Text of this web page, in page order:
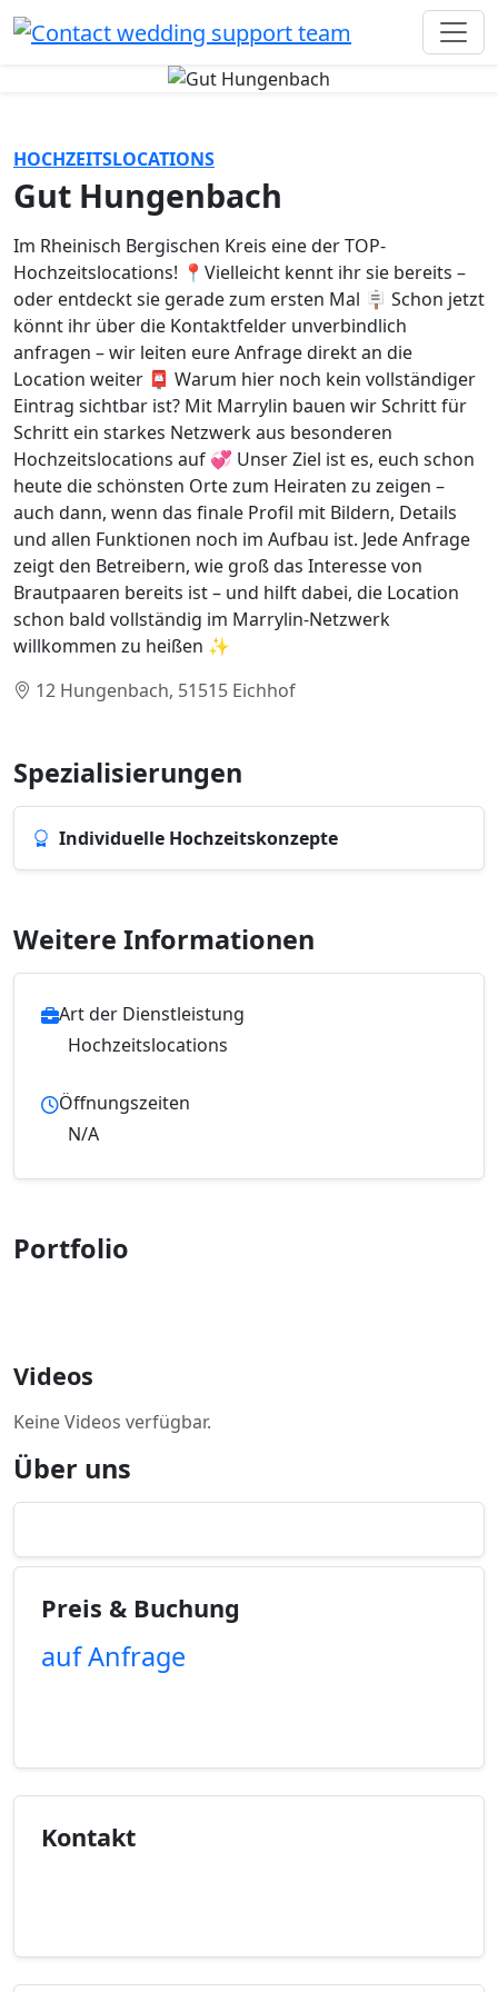
HOCHZEITSLOCATIONS
Gut Hungenbach
Im Rheinisch Bergischen Kreis eine der TOP-
Hochzeitslocations! 📍Vielleicht kennt ihr sie bereits –
oder entdeckt sie gerade zum ersten Mal 🪧 Schon jetzt
könnt ihr über die Kontaktfelder unverbindlich
anfragen – wir leiten eure Anfrage direkt an die
Location weiter 📮 Warum hier noch kein vollständiger
Eintrag sichtbar ist? Mit Marrylin bauen wir Schritt für
Schritt ein starkes Netzwerk aus besonderen
Hochzeitslocations auf 💞 Unser Ziel ist es, euch schon
heute die schönsten Orte zum Heiraten zu zeigen –
auch dann, wenn das finale Profil mit Bildern, Details
und allen Funktionen noch im Aufbau ist. Jede Anfrage
zeigt den Betreibern, wie groß das Interesse von
Brautpaaren bereits ist – und hilft dabei, die Location
schon bald vollständig im Marrylin-Netzwerk
willkommen zu heißen ✨
12 Hungenbach, 51515 Eichhof
Spezialisierungen
Individuelle Hochzeitskonzepte
Weitere Informationen
Art der Dienstleistung
Hochzeitslocations
Öffnungszeiten
N/A
Portfolio
Videos
Keine Videos verfügbar.
Über uns
Preis & Buchung
auf Anfrage
Kontakt